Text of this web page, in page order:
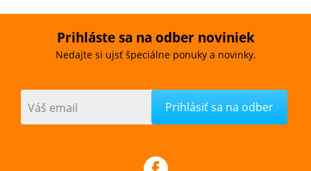
Prihláste sa na odber noviniek
Nedajte si ujsť špeciálne ponuky a novinky.
Váš email